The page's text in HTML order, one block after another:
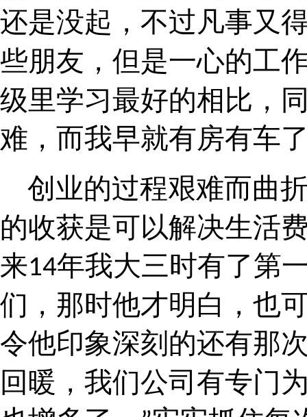
还是没起，不过凡事又
些朋友，但是一心的工
级里学习最好的相比，
难，而我早就有房有车
创业的过程艰难而曲
的收获是可以解决生活
来14年我大三时有了第
们，那时他才明白，也
令他印象深刻的还有那
回暖，我们公司有专门